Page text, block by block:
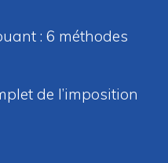
: 6 méthodes
de l’imposition